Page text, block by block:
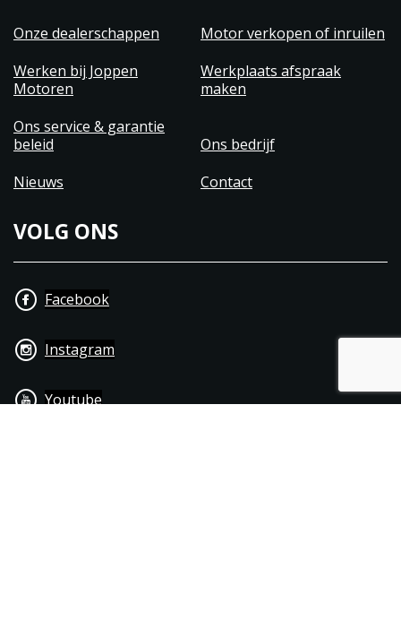
Onze dealerschappen
Motor verkopen of inruilen
Werken bij Joppen
Motoren
Werkplaats afspraak
maken
Ons service & garantie
beleid
Ons bedrijf
Nieuws
Contact
VOLG ONS
Facebook
Instagram
Youtube